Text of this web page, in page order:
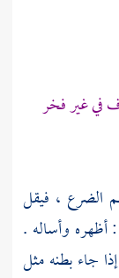
في غير فخر
، فيقل
أظهره وأساله .
جاء بطنه مثل